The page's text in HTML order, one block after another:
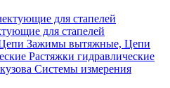
для стапелей
Зажимы вытяжные, Цепи
Растяжки гидравлические
Системы измерения